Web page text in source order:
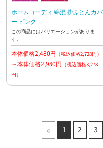
ホームコーディ 綿混 掛ふとんカバ
ー ピンク
この商品にはバリエーションがありま
す。
本体価格2,480円 （税込価格2,728円）
～本体価格2,980円 （税込価格3,278
円）
« 1 2 3